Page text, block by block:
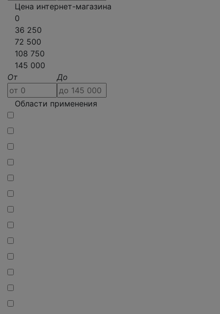
Цена интернет-магазина
0
36 250
72 500
108 750
145 000
От
До
Области применения